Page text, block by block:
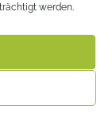
werden.
|